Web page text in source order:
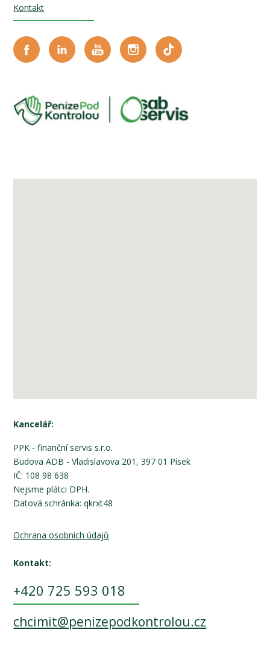
Kontakt
Kancelář:
PPK - finanční servis s.r.o.
Budova ADB - Vladislavova 201, 397 01 Písek
IČ: 108 98 638
Nejsme plátci DPH.
Datová schránka: qkrxt48
Ochrana osobních údajů
Kontakt:
+420 725 593 018
chcimit@penizepodkontrolou.cz